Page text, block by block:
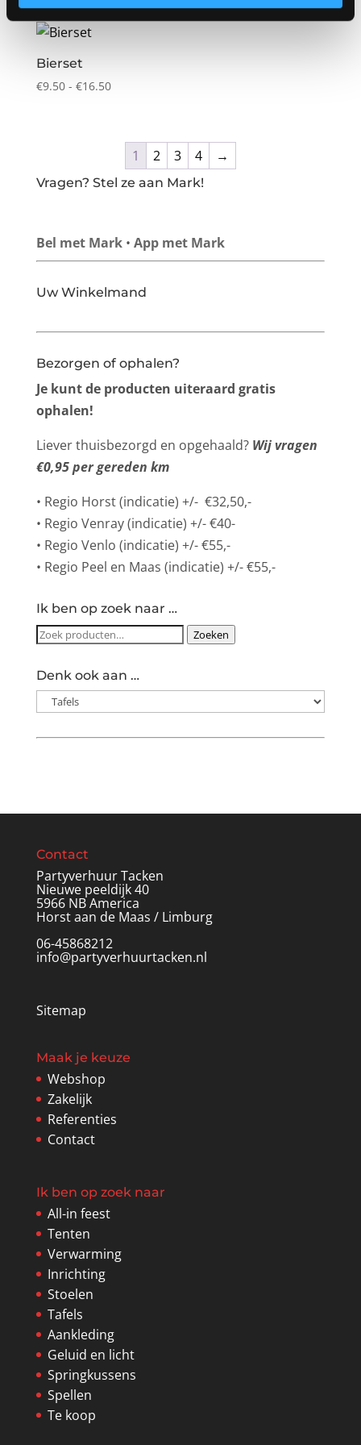
Bierset
€9.50 - €16.50Prijsklasse:
€16.50
1 2 3 4 →
Vragen? Stel ze aan Mark!
Bel met Mark• App met Mark
Uw Winkelmand
Bezorgen of ophalen?
Je kunt de producten uiteraard gratis
ophalen!
Liever thuisbezorgd en opgehaald? Wij vragen
€0,95 per gereden km
• Regio Horst (indicatie) +/- €32,50,-
• Regio Venray (indicatie) +/- €40-
• Regio Venlo (indicatie) +/- €55,-
• Regio Peel en Maas (indicatie) +/- €55,-
Ik ben op zoek naar …
Zoeken
Zoeken
Denk ook aan …
Contact
Partyverhuur Tacken
Nieuwe peeldijk 40
5966 NB America
Horst aan de Maas / Limburg
06-45868212
info@partyverhuurtacken.nl
Sitemap
Maak je keuze
Webshop
Zakelijk
Referenties
Contact
Ik ben op zoek naar
All-in feest
Tenten
Verwarming
Inrichting
Stoelen
Tafels
Aankleding
Geluid en licht
Springkussens
Spellen
Te koop